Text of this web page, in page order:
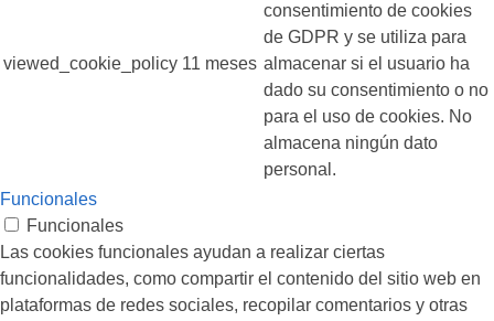
viewed_cookie_policy 11 meses
consentimiento de cookies
de GDPR y se utiliza para
almacenar si el usuario ha
dado su consentimiento o no
para el uso de cookies. No
almacena ningún dato
personal.
Funcionales
Funcionales
Las cookies funcionales ayudan a realizar ciertas
funcionalidades, como compartir el contenido del sitio web en
plataformas de redes sociales, recopilar comentarios y otras